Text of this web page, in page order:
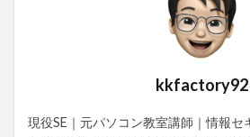
kkfactory92
現役SE｜元パソコン教室講師｜情報セ